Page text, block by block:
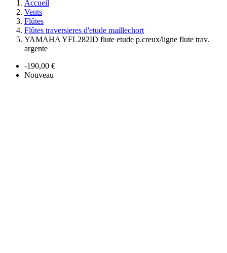
Accueil
Vents
Flûtes
Flûtes traversieres d'etude maillechort
YAMAHA YFL282ID flute etude p.creux/ligne flute trav.
argente
-190,00 €
Nouveau